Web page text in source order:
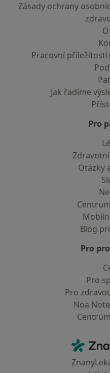
Zásady ochrany
Pracovní příležitosti
Jak řadíme
Pro
Otázky
Blog
Pro
Pro
Pro
Noa